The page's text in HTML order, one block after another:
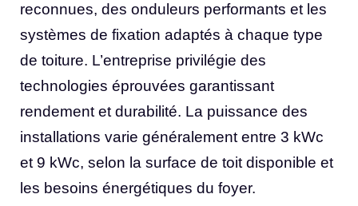
reconnues, des onduleurs performants et les
systèmes de fixation adaptés à chaque type
de toiture. L’entreprise privilégie des
technologies éprouvées garantissant
rendement et durabilité. La puissance des
installations varie généralement entre 3 kWc
et 9 kWc, selon la surface de toit disponible et
les besoins énergétiques du foyer.